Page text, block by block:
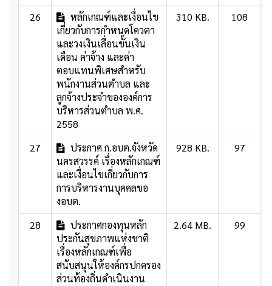
26
หลักเกณฑ์และเงื่อนไข
เกี่ยวกับการกำหนดโควตา
และวงเงินเลื่อนขั้นเงิน
เดือน ค่าจ้าง และค่า
ตอบแทนพิเศษสำหรับ
พนักงานส่วนตำบล และ
ลูกจ้างประจำขององค์การ
บริหารส่วนตำบล พ.ศ.
2558
310 KB. 108
27
ประกาศ ก.อบต.จังหวัด
นครสวรรค์ เรื่องหลักเกณฑ์
และเงื่อนไขเกี่ยวกับการ
การบริหารงานบุคคลขอ
งอบต.
928 KB. 97
28
ประกาศกองทุนหลัก
ประกันสุขภาพแห่งชาติ
เรื่องหลักเกณฑ์เพื่อ
สนับสนุนให้องค์กรปกครอง
ส่วนท้องถิ่นดำเนินงาน
2.64 MB. 99